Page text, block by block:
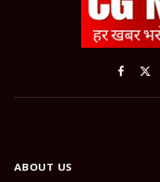
Facebook
X
ABOUT US